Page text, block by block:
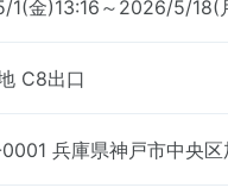
1(金)13:16～2026/5/18(
C8出口
兵庫県神戸市中央